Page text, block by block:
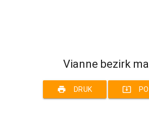
Vianne bezirk
print DRUK system_update_alt